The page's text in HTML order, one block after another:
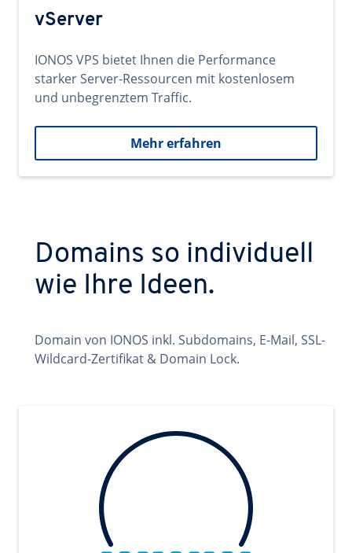
vServer
IONOS VPS bietet Ihnen die Performance
starker Server-Ressourcen mit kostenlosem
und unbegrenztem Traffic.
Mehr erfahren
Domains so individuell
wie Ihre Ideen.
Domain von IONOS inkl. Subdomains, E-Mail, SSL-
Wildcard-Zertifikat & Domain Lock.